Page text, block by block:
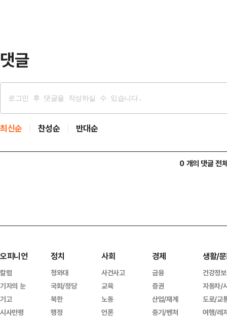
댓글
최신순 찬성순 반대순
0 개의 댓글 전
오피니언
칼럼
기자의 눈
기고
시사만평
정치
청와대
국회/정당
북한
행정
사회
사건사고
교육
노동
언론
경제
금융
증권
산업/재계
중기/벤처
생활/
건강정보
자동차/
도로/교
여행/레